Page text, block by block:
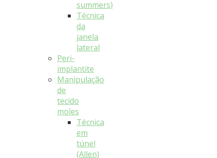
summers)
Técnica
da
janela
lateral
Peri-
implantite
Manipulação
de
tecido
moles
Técnica
em
túnel
(Allen)